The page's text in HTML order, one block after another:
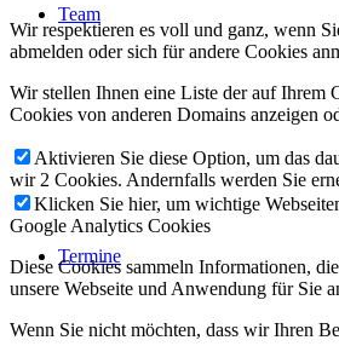
Team
Termine
Wir respektieren es voll und ganz, wenn
abmelden oder sich für andere Cookies
Wir stellen Ihnen eine Liste der auf Ihrem
Cookies von anderen Domains anzeigen
Aktivieren Sie diese Option, um das
wir 2 Cookies. Andernfalls werden Sie
Klicken Sie hier, um wichtige
Google Analytics Cookies
Diese Cookies sammeln Informationen,
unsere Webseite und Anwendung für Sie
Wenn Sie nicht möchten, dass wir Ihren